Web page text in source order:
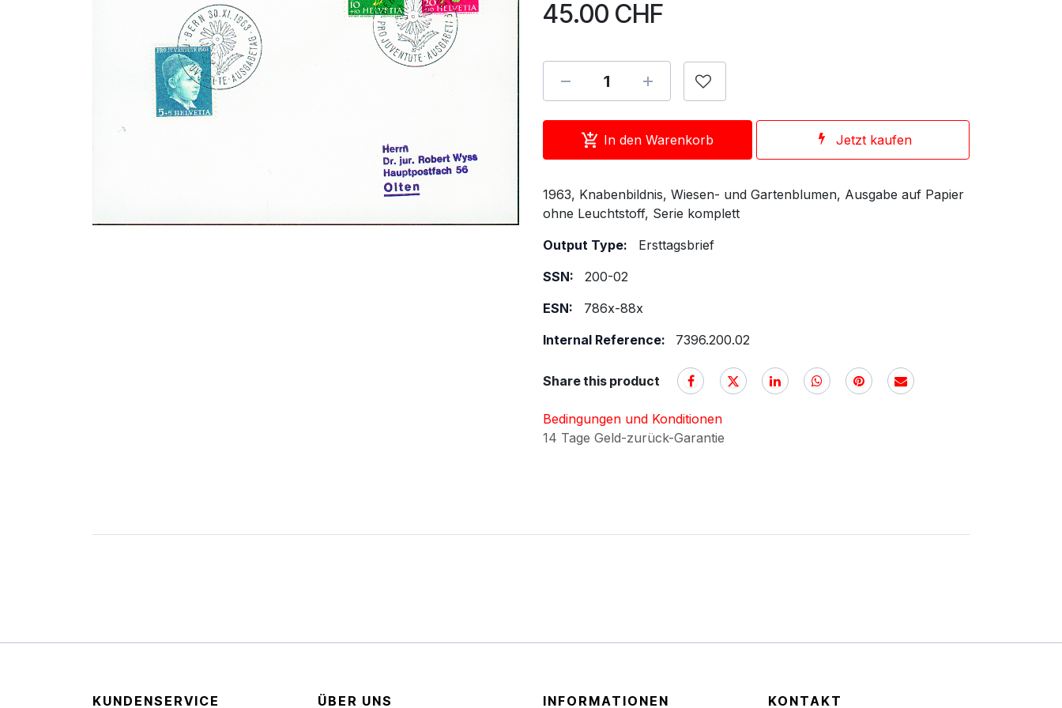
45.00 CHF
In den Warenkorb Jetzt kaufen
1963, Knabenbildnis, Wiesen- und Gartenblumen, Ausgabe auf Papier
ohne Leuchtstoff, Serie komplett
Output Type:
Ersttagsbrief
SSN:
200-02
ESN:
786x-88x
Internal Reference:
7396.200.02
Share this product
Bedingungen und Konditionen
14 Tage Geld-zurück-Garantie
KUNDENSERVICE ÜBER UNS INFORMATIONEN KONTAKT